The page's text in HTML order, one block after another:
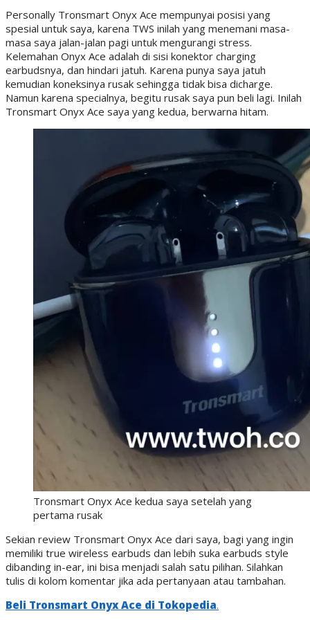
Personally Tronsmart Onyx Ace mempunyai posisi yang
spesial untuk saya, karena TWS inilah yang menemani masa-
masa saya jalan-jalan pagi untuk mengurangi stress.
Kelemahan Onyx Ace adalah di sisi konektor charging
earbudsnya, dan hindari jatuh. Karena punya saya jatuh
kemudian koneksinya rusak sehingga tidak bisa dicharge.
Namun karena specialnya, begitu rusak saya pun beli lagi. Inilah
Tronsmart Onyx Ace saya yang kedua, berwarna hitam.
Tronsmart Onyx Ace kedua saya setelah yang
pertama rusak
Sekian review Tronsmart Onyx Ace dari saya, bagi yang ingin
memiliki true wireless earbuds dan lebih suka earbuds style
dibanding in-ear, ini bisa menjadi salah satu pilihan. Silahkan
tulis di kolom komentar jika ada pertanyaan atau tambahan.
Beli Tronsmart Onyx Ace di Tokopedia.